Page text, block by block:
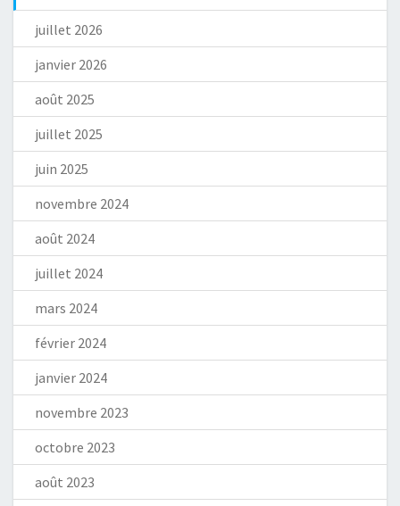
juillet 2026
janvier 2026
août 2025
juillet 2025
juin 2025
novembre 2024
août 2024
juillet 2024
mars 2024
février 2024
janvier 2024
novembre 2023
octobre 2023
août 2023